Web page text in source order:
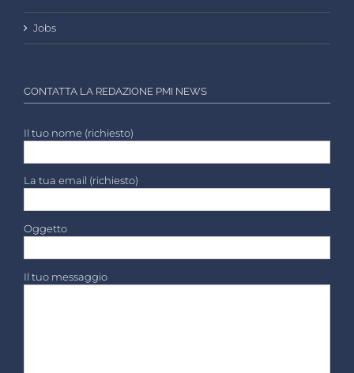
Jobs
CONTATTA LA REDAZIONE PMI NEWS
Il tuo nome (richiesto)
La tua email (richiesto)
Oggetto
Il tuo messaggio